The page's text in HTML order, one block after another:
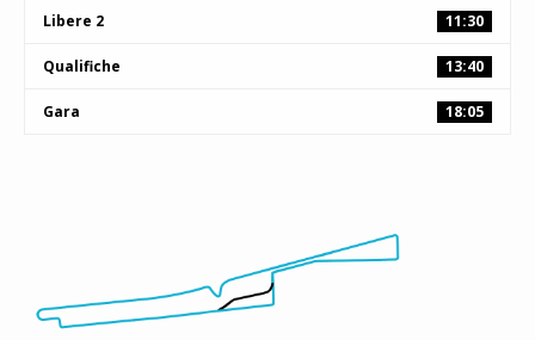
Libere 2 11:30
Qualifiche 13:40
Gara 18:05